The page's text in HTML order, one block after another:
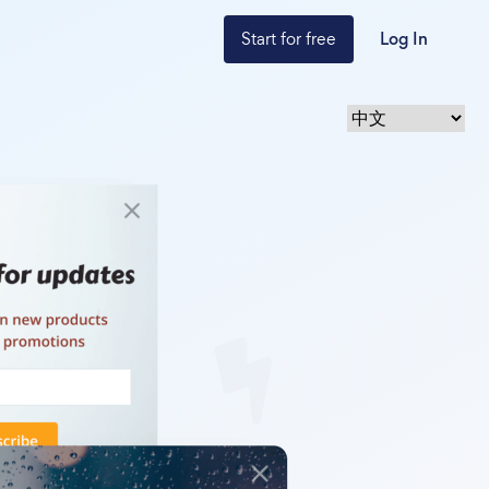
Start for free Log In